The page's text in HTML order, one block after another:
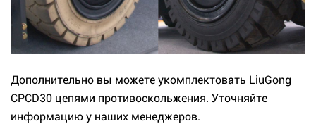
Дополнительно вы можете укомплектовать LiuGong
CPCD30 цепями противоскольжения. Уточняйте
информацию у наших менеджеров.